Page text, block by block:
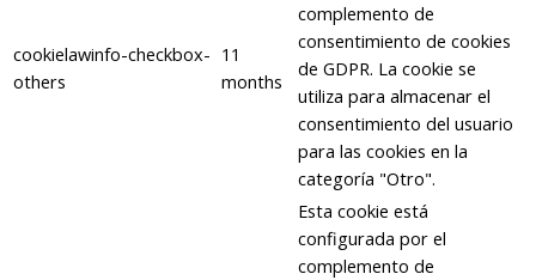
cookielawinfo-checkbox-
others
11
months
complemento de
consentimiento de cookies
de GDPR. La cookie se
utiliza para almacenar el
consentimiento del usuario
para las cookies en la
categoría "Otro".
Esta cookie está
configurada por el
complemento de